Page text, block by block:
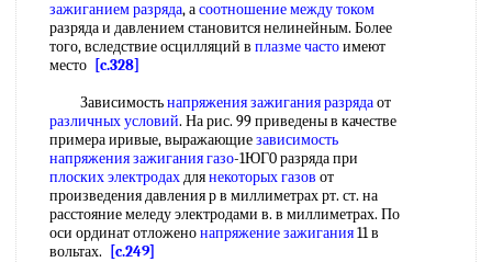
зажиганием разряда, асоотношение между током
разряда и давлением становится нелинейным. Более
того, вследствие осцилляций в плазме частоимеют
место [c.328]
Зависимостьнапряжения зажигания разрядаот
различных условий. На рис. 99 приведены в качестве
примера иривые, выражающиезависимость
напряжениязажигания газо-1ЮГ0 разряда при
плоских электродахдлянекоторых газов от
произведения давления р в миллиметрах рт. ст. на
расстояние меледу электродами в. в миллиметрах. По
оси ординат отложенонапряжение зажигания11 в
вольтах.
[c.249]